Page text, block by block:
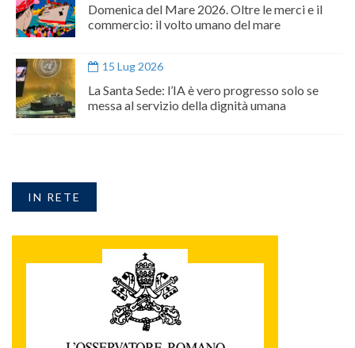
Domenica del Mare 2026. Oltre le merci e il
commercio: il volto umano del mare
15 Lug 2026
La Santa Sede: l’IA è vero progresso solo se
messa al servizio della dignità umana
IN RETE